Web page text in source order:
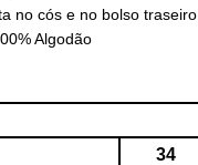
no cós e no bolso traseiro.
Algodão
34